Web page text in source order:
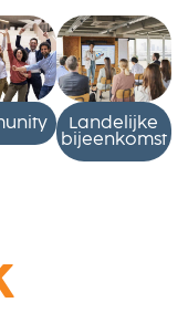
Landelijke
bijeenkomst